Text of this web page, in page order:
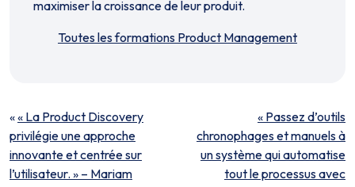
maximiser la croissance de leur produit.
Toutes les formations Product Management
«« La Product Discovery
privilégie une approche
innovante et centrée sur
l’utilisateur. » – Mariam
« Passez d’outils
chronophages et manuels à
un système qui automatise
tout le processus avec